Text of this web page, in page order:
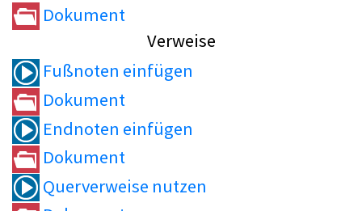
Dokument
Verweise
Fußnoten einfügen
Dokument
Endnoten einfügen
Dokument
Querverweise nutzen